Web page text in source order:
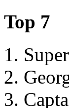
Top 7